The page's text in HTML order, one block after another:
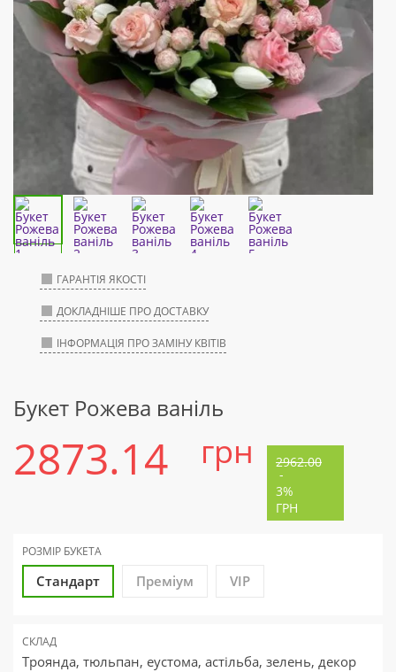
ГАРАНТІЯ ЯКОСТІ
ДОКЛАДНІШЕ ПРО ДОСТАВКУ
ІНФОРМАЦІЯ ПРО ЗАМІНУ КВІТІВ
Букет Рожева ваніль
2873.14 грн 2962.00
-
3%
ГРН
РОЗМІР БУКЕТА
Стандарт Преміум VIP
СКЛАД
Троянда, тюльпан, еустома, астільба, зелень, декор